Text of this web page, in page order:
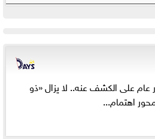
عام على الكشف عنه.. لا يزال «ذو
اهتمام...